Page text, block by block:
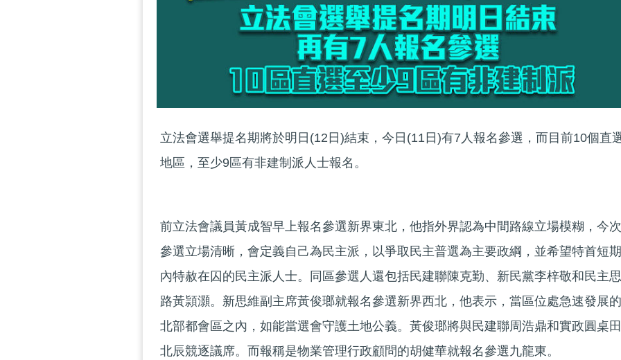
立法會選舉提名期將於明日(12日)結束，今日(11日)有7人報名參選，而目前10個直
地區，至少9區有非建制派人士報名。
前立法會議員黃成智早上報名參選新界東北，他指外界認為中間路線立場模糊，今次
參選立場清晰，會定義自己為民主派，以爭取民主普選為主要政綱，並希望特首短期
內特赦在囚的民主派人士。同區參選人還包括民建聯陳克勤、新民黨李梓敬和民主思
路黃頴灝。新思維副主席黃俊瑯就報名參選新界西北，他表示，當區位處急速發展的
北部都會區之內，如能當選會守護土地公義。黃俊瑯將與民建聯周浩鼎和實政圓桌田
北辰競逐議席。而報稱是物業管理行政顧問的胡健華就報名參選九龍東。